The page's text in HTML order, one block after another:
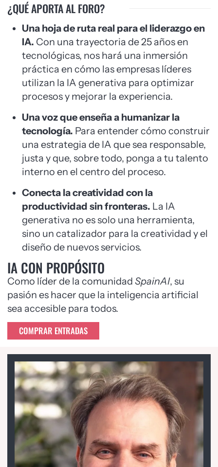
¿QUÉ APORTA AL FORO?
Una hoja de ruta real para el liderazgo en
IA. Con una trayectoria de 25 años en
tecnológicas, nos hará una inmersión
práctica en cómo las empresas líderes
utilizan la IA generativa para optimizar
procesos y mejorar la experiencia.
Una voz que enseña a humanizar la
tecnología. Para entender cómo construir
una estrategia de IA que sea responsable,
justa y que, sobre todo, ponga a tu talento
interno en el centro del proceso.
Conecta la creatividad con la
productividad sin fronteras. La IA
generativa no es solo una herramienta,
sino un catalizador para la creatividad y el
diseño de nuevos servicios.
IA CON PROPÓSITO
Como líder de la comunidad SpainAI, su
pasión es hacer que la inteligencia artificial
sea accesible para todos.
COMPRAR ENTRADAS